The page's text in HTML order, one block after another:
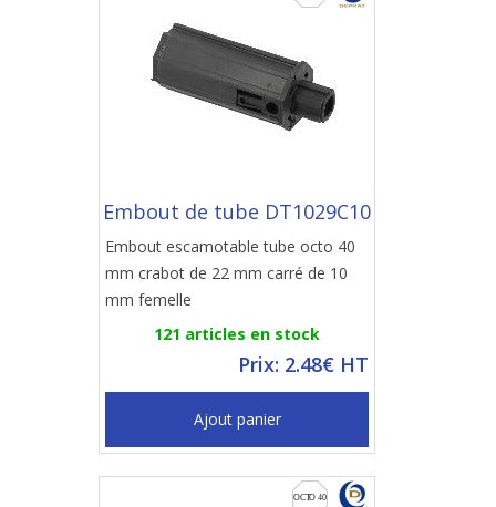
Embout de tube DT1029C10
Embout escamotable tube octo 40
mm crabot de 22 mm carré de 10
mm femelle
121 articles en stock
Prix: 2.48€ HT
Ajout panier